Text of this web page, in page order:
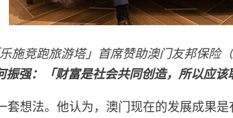
乐施竞跑旅游塔」首席赞助澳门友邦保险（
强：「财富是社会共同创造，所以应该
想法。他认为，澳门现在的发展成果